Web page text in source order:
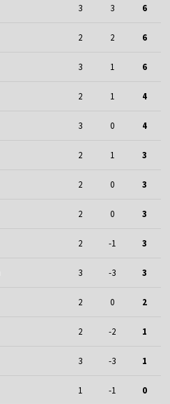
3 3 6
2 2 6
3 1 6
2 1 4
3 0 4
2 1 3
2 0 3
2 0 3
2 -1 3
3 -3 3
2 0 2
2 -2 1
3 -3 1
1 -1 0